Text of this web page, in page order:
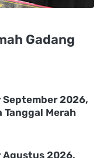
Gadang
September 2026,
Tanggal Merah
Agustus 2026,